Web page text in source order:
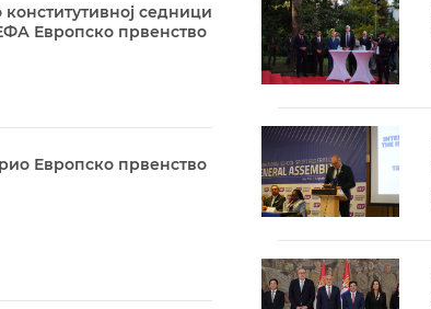
седници
Европско првенство
Европско првенство